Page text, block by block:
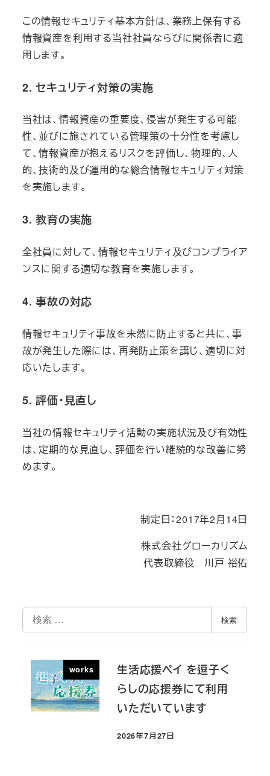
この情報セキュリティ基本方針は、業務上保有する
情報資産を利用する当社社員ならびに関係者に適
用します。
2. セキュリティ対策の実施
当社は、情報資産の重要度、侵害が発生する可能
性、並びに施されている管理策の十分性を考慮し
て、情報資産が抱えるリスクを評価し、物理的、人
的、技術的及び運用的な総合情報セキュリティ対策
を実施します。
3. 教育の実施
全社員に対して、情報セキュリティ及びコンプライア
ンスに関する適切な教育を実施します。
4. 事故の対応
情報セキュリティ事故を未然に防止すると共に、事
故が発生した際には、再発防止策を講じ、適切に対
応いたします。
5. 評価・見直し
当社の情報セキュリティ活動の実施状況及び有効性
は、定期的な見直し、評価を行い継続的な改善に努
めます。
制定日：2017年2月14日
株式会社グローカリズム
代表取締役 川戸 裕佑
索
検索
works
生活応援ペイ を逗子く
らしの応援券にて利用
いただいています
投稿日
2026年7月27日